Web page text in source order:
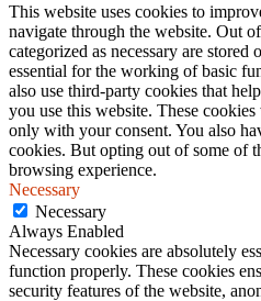
This website uses cookies to
navigate through the website. Out
categorized as necessary are stored
essential for the working of basic
also use third-party cookies that
you use this website. These
only with your consent. You also
cookies. But opting out of some of
browsing experience.
Necessary
Necessary
Always Enabled
Necessary cookies are absolutely
function properly. These cookies
security features of the website,